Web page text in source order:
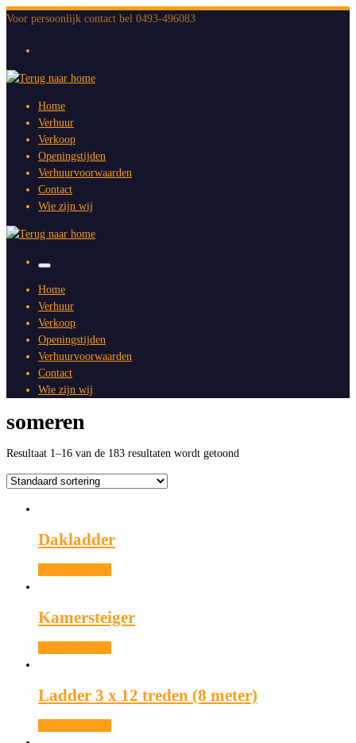
Ga
inhoud
Voor persoonlijk contact bel 0493-496083
Home
Verhuur
Verkoop
Openingstijden
Verhuurvoorwaarden
Contact
Wie zijn wij
Menu
Home
Verhuur
Verkoop
Openingstijden
Verhuurvoorwaarden
Contact
Wie zijn wij
someren
Resultaat 1–16 van de 183 resultaten wordt getoond
Dakladder
Kamersteiger
Ladder 3 x 12 treden (8 meter)